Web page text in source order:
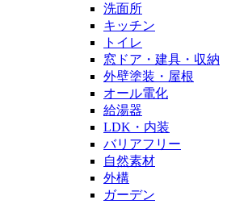
洗面所
キッチン
トイレ
窓ドア・建具・収納
外壁塗装・屋根
オール電化
給湯器
LDK・内装
バリアフリー
自然素材
外構
ガーデン